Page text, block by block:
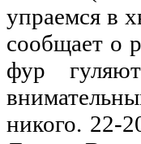
упраемся в
сообщает о
фур
никого. 22-